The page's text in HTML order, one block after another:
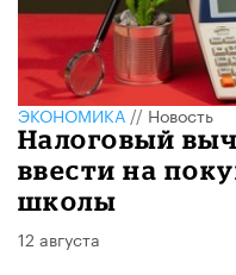
ЭКОНОМИКА//Новость
Налоговый
ввести на
школы
12 августа